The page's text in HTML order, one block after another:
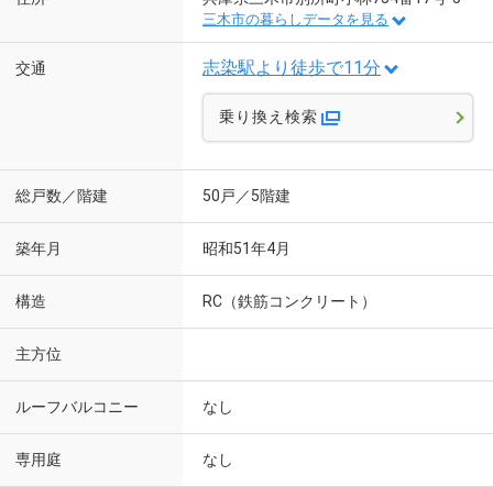
三木市の暮らしデータを見る
交通 志染駅より徒歩で11分
乗り換え検索
総戸数／階建 50戸／5階建
築年月 昭和51年4月
構造 RC（鉄筋コンクリート）
主方位
ルーフバルコニー なし
専用庭 なし